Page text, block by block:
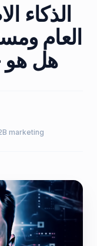
الذكاء
العام
هل هو
marketing